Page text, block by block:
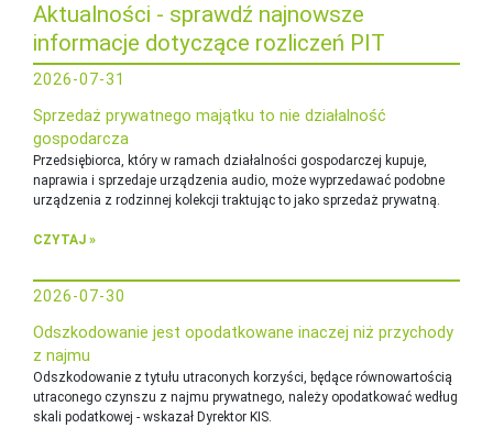
Aktualności - sprawdź najnowsze
informacje dotyczące rozliczeń PIT
2026-07-31
Sprzedaż prywatnego majątku to nie działalność
gospodarcza
Przedsiębiorca, który w ramach działalności gospodarczej kupuje,
naprawia i sprzedaje urządzenia audio, może wyprzedawać podobne
urządzenia z rodzinnej kolekcji traktując to jako sprzedaż prywatną.
CZYTAJ »
2026-07-30
Odszkodowanie jest opodatkowane inaczej niż przychody
z najmu
Odszkodowanie z tytułu utraconych korzyści, będące równowartością
utraconego czynszu z najmu prywatnego, należy opodatkować według
skali podatkowej - wskazał Dyrektor KIS.